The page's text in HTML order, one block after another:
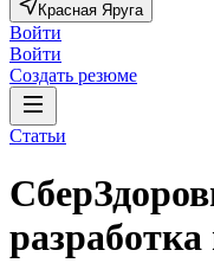
Красная Яруга
Войти
Войти
Создать резюме
Статьи
разработка